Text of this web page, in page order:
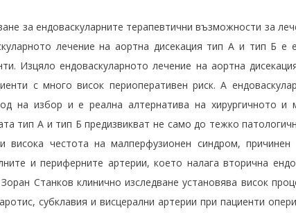
за ендоваскуларните терапевтични възможности за
лечение на аортна дисекация тип А и тип Б е
Изцяло ендоваскуларното лечение на аортна
с много висок периоперативен риск. А
на избор и е реална алтернатива на хирургичното и
тип А и тип Б предизвикват не само до тежко
честота на малперфузионен синдром, причинен
и периферните артерии, което налага вторична
Станков клинично изследване установява висок
субклавия и висцерални артерии при пациенти